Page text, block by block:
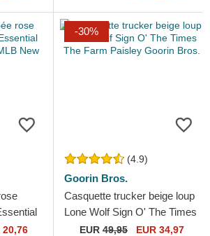
20,76
-30%
(4.9)
Goorin Bros.
Casquette trucker beige loup
Lone Wolf Sign O' The Times
The Farm Paisley Goorin
EUR 49,95 EUR 34,97